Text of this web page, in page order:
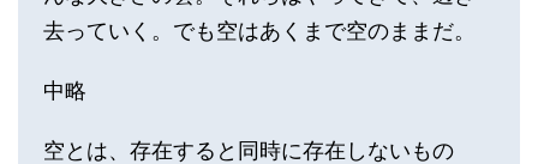
去っていく。でも空はあくまで空のままだ。
中略
空とは、存在すると同時に存在しないもの